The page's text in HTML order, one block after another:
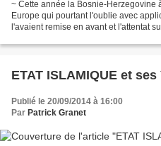
~ Cette année la Bosnie-Herzegovine
Europe qui pourtant l'oublie avec
l'avaient remise en avant et l'attentat
Publié le 20/09/2014 à 16:00
Par Patrick Granet